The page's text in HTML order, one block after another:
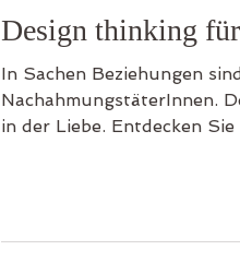
Design thinking
In Sachen Beziehungen
NachahmungstäterInnen.
in der Liebe. Entdecken